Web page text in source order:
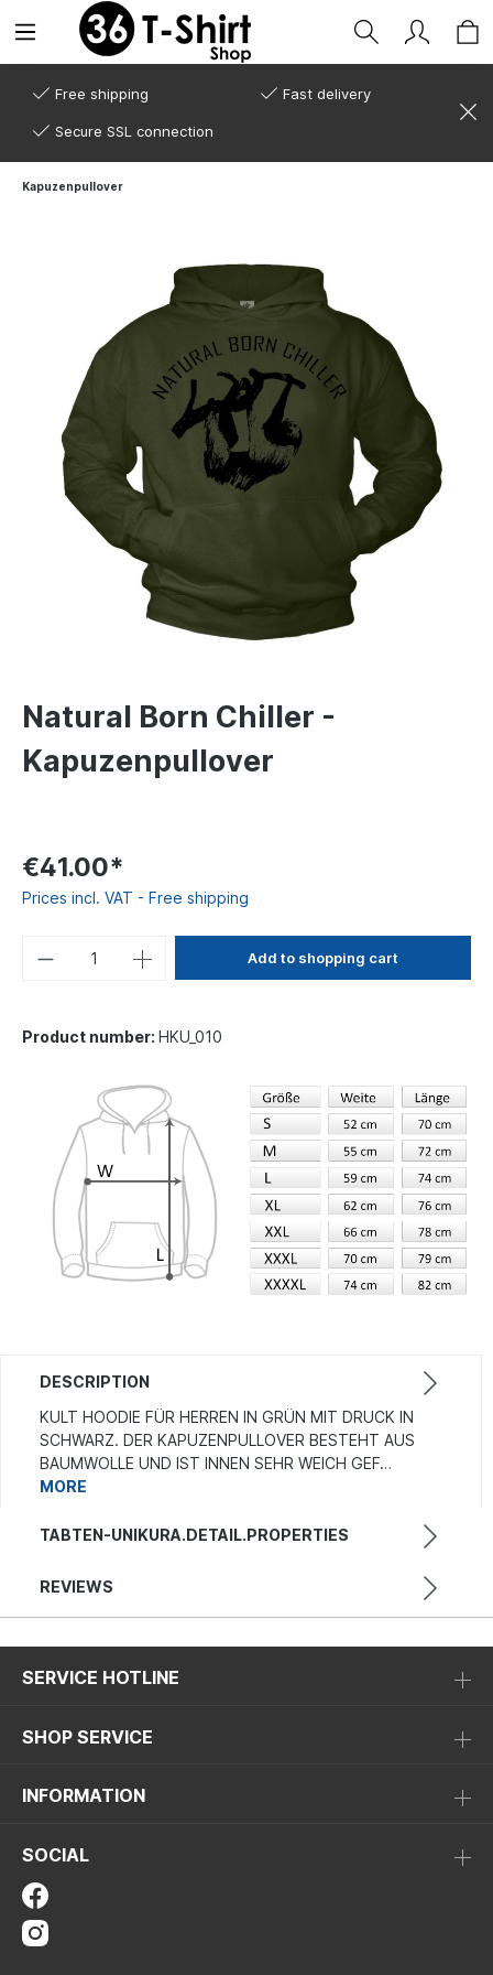
Free shipping Fast delivery
Secure SSL connection
Kapuzenpullover
Natural Born Chiller -
Kapuzenpullover
€41.00*
Prices incl. VAT - Free shipping
Add to shopping cart
Product number: HKU_010
DESCRIPTION
KULT HOODIE FÜR HERREN IN GRÜN MIT DRUCK IN
SCHWARZ. DER KAPUZENPULLOVER BESTEHT AUS
BAUMWOLLE UND IST INNEN SEHR WEICH GEF…
MORE
TABTEN-UNIKURA.DETAIL.PROPERTIES
REVIEWS
SERVICE HOTLINE
SHOP SERVICE
INFORMATION
SOCIAL